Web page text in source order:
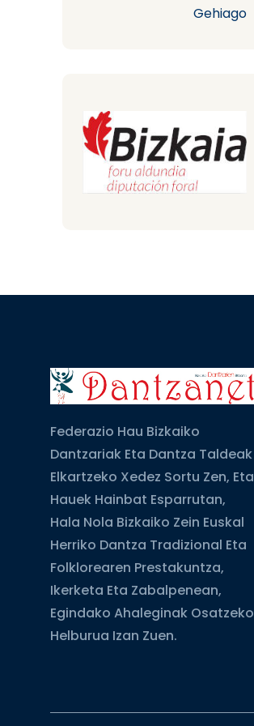
Gehiago
Federazio Hau Bizkaiko
Dantzariak Eta Dantza Taldeak
Elkartzeko Xedez Sortu Zen, Eta
Hauek Hainbat Esparrutan,
Hala Nola Bizkaiko Zein Euskal
Herriko Dantza Tradizional Eta
Folklorearen Prestakuntza,
Ikerketa Eta Zabalpenean,
Egindako Ahaleginak Osatzeko
Helburua Izan Zuen.